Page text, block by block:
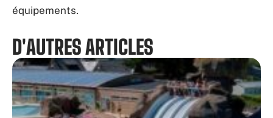
équipements.
D'AUTRES ARTICLES